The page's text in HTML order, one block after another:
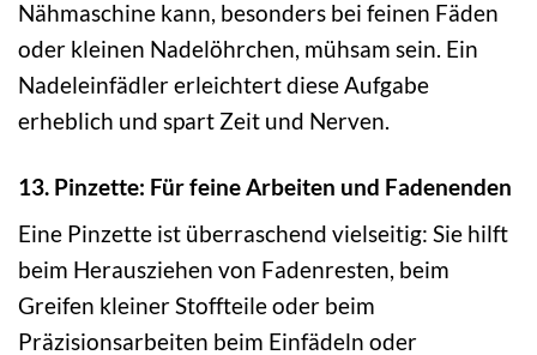
Nähmaschine kann, besonders bei feinen Fäden
oder kleinen Nadelöhrchen, mühsam sein. Ein
Nadeleinfädler erleichtert diese Aufgabe
erheblich und spart Zeit und Nerven.
13. Pinzette: Für feine Arbeiten und Fadenenden
Eine Pinzette ist überraschend vielseitig: Sie hilft
beim Herausziehen von Fadenresten, beim
Greifen kleiner Stoffteile oder beim
Präzisionsarbeiten beim Einfädeln oder